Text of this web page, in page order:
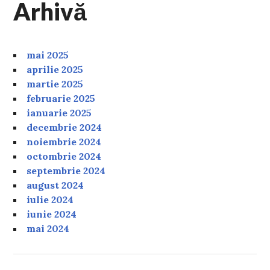
Arhivă
mai 2025
aprilie 2025
martie 2025
februarie 2025
ianuarie 2025
decembrie 2024
noiembrie 2024
octombrie 2024
septembrie 2024
august 2024
iulie 2024
iunie 2024
mai 2024